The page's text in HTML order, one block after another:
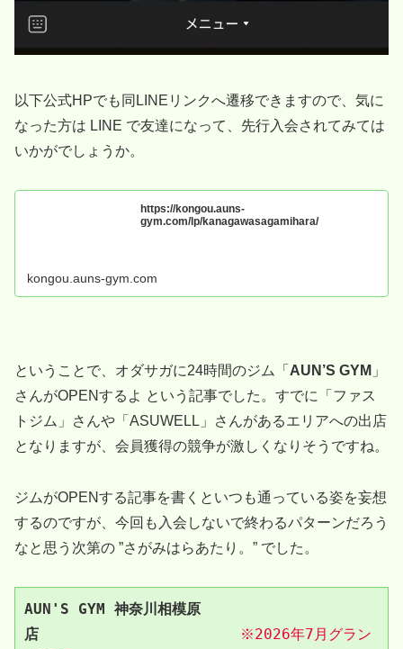
以下公式HPでも同LINEリンクへ遷移できますので、気に
なった方は LINE で友達になって、先行入会されてみては
いかがでしょうか。
https://kongou.auns-
gym.com/lp/kanagawasagamihara/
kongou.auns-gym.com
ということで、オダサガに24時間のジム「 AUN’S GYM 」
さんがOPENするよ という記事でした。すでに「ファス
トジム」さんや「ASUWELL」さんがあるエリアへの出店
となりますが、会員獲得の競争が激しくなりそうですね。
ジムがOPENする記事を書くといつも通っている姿を妄想
するのですが、今回も入会しないで終わるパターンだろう
なと思う次第の ”さがみはらあたり。” でした。
AUN'S GYM 神奈川相模原
店
※2026年7月グラン